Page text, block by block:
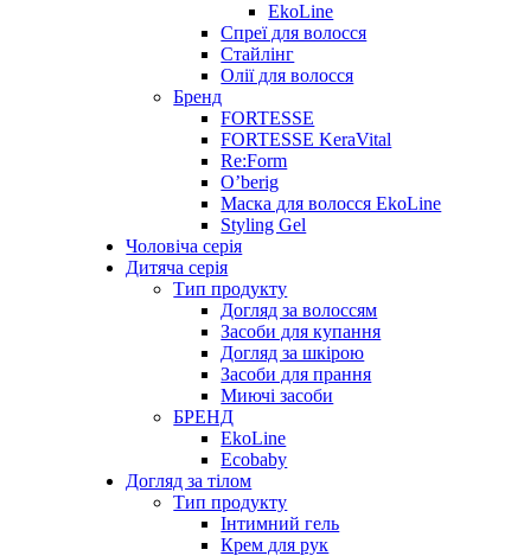
EkoLine
Спреї для волосся
Стайлінг
Олії для волосся
Бренд
FORTESSE
FORTESSE KeraVital
Re:Form
O’berig
Маска для волосся EkoLine
Styling Gel
Чоловіча серія
Дитяча серія
Тип продукту
Догляд за волоссям
Засоби для купання
Догляд за шкірою
Засоби для прання
Миючі засоби
БРЕНД
EkoLine
Ecobaby
Догляд за тілом
Тип продукту
Інтимний гель
Крем для рук